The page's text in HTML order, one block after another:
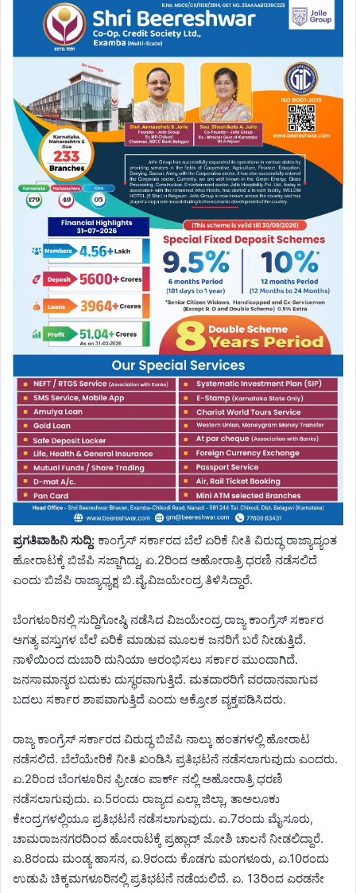
ಪ್ರಗತಿವಾಹಿನಿ ಸುದ್ದಿ: ಕಾಂಗ್ರೆಸ್ ಸರ್ಕಾರದ ಬೆಲೆ ಏರಿಕೆ ನೀತಿ ವಿರುದ್ಧ ರಾಜ್ಯಾದ್ಯಂತ
ಹೋರಾಟಕ್ಕೆ ಬಿಜೆಪಿ ಸಜ್ಜಾಗಿದ್ದು, ಏ.2ರಿಂದ ಅಹೋರಾತ್ರಿ ಧರಣಿ ನಡೆಸಲಿದೆ
ಎಂದು ಬಿಜೆಪಿ ರಾಜ್ಯಾಧ್ಯಕ್ಷ ಬಿ.ವೈ.ವಿಜಯೇಂದ್ರ ತಿಳಿಸಿದ್ದಾರೆ.
ಬೆಂಗಳೂರಿನಲ್ಲಿ ಸುದ್ದಿಗೋಷ್ಠಿ ನಡೆಸಿದ ವಿಜಯೇಂದ್ರ ರಾಜ್ಯ ಕಾಂಗ್ರೆಸ್ ಸರ್ಕಾರ
ಅಗತ್ಯ ವಸ್ತುಗಳ ಬೆಲೆ ಏರಿಕೆ ಮಾಡುವ ಮೂಲಕ ಜನರಿಗೆ ಬರೆ ನೀಡುತ್ತಿದೆ.
ನಾಳೆಯಿಂದ ದುಬಾರಿ ದುನಿಯಾ ಆರಂಭಿಸಲು ಸರ್ಕಾರ ಮುಂದಾಗಿದೆ.
ಜನಸಾಮಾನ್ಯರ ಬದುಕು ದುಸ್ಥರವಾಗುತ್ತಿದೆ. ಮತದಾರರಿಗೆ ವರದಾನವಾಗುವ
ಬದಲು ಸರ್ಕಾರ ಶಾಪವಾಗುತ್ತಿದೆ ಎಂದು ಆಕ್ರೋಶ ವ್ಯಕ್ತಪಡಿಸಿದರು.
ರಾಜ್ಯ ಕಾಂಗ್ರೆಸ್ ಸರ್ಕಾರದ ವಿರುದ್ಧ ಬಿಜೆಪಿ ನಾಲ್ಕು ಹಂತಗಳಲ್ಲಿ ಹೋರಾಟ
ನಡೆಸಲಿದೆ. ಬೆಲೆಯೇರಿಕೆ ನೀತಿ ಖಂಡಿಸಿ ಪ್ರತಿಭಟನೆ ನಡೆಸಲಾಗುವುದು ಎಂದರು.
ಏ.2ರಿಂದ ಬೆಂಗಳೂರಿನ ಫ್ರೀಡಂ ಪಾರ್ಕ್ ನಲ್ಲಿ ಅಹೋರಾತ್ರಿ ಧರಣಿ
ನಡೆಸಲಾಗುವುದು. ಏ.5ರಂದು ರಾಜ್ಯದ ಎಲ್ಲಾ ಜಿಲ್ಲಾ, ತಾಅಲೂಕು
ಕೇಂದ್ರಗಳಲ್ಲಿಯೂ ಪ್ರತಿಭಟನೆ ನಡೆಸಲಾಗುವುದು. ಏ.7ರಂದು ಮೈಸೂರು,
ಚಾಮರಾಜನಗರದಿಂದ ಹೋರಾಟಕ್ಕೆ ಪ್ರಹ್ಲಾದ್ ಜೋಶಿ ಚಾಲನೆ ನೀಡಲಿದ್ದಾರೆ.
ಏ.8ರಂದು ಮಂಡ್ಯ ಹಾಸನ, ಏ.9ರಂದು ಕೊಡಗು ಮಂಗಳೂರು, ಏ.10ರಂದು
ಉಡುಪಿ ಚಿಕ್ಕಮಗಳೂರಿನಲ್ಲಿ ಪ್ರತಿಭಟನೆ ನಡೆಯಲಿದೆ. ಏ. 13ರಿಂದ ಎರಡನೇ